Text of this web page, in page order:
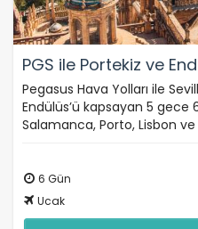
PGS ile Portekiz ve
Pegasus Hava Yolları ile
Endülüs’ü kapsayan 5 gece
Salamanca, Porto, Lisbon
6 Gün
Ucak